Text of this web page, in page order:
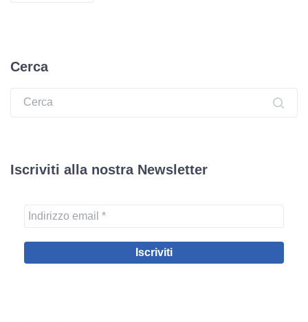
Cerca
Ricerca:
Iscriviti alla nostra Newsletter